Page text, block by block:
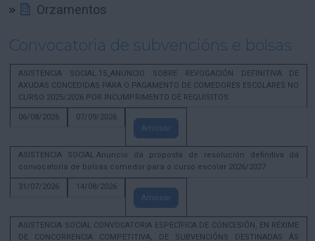
Orzamentos
Convocatoria de subvencións e bolsas
ASISTENCIA SOCIAL.15_ANUNCIO SOBRE REVOGACIÓN DEFINITIVA DE
AXUDAS CONCEDIDAS PARA O PAGAMENTO DE COMEDORES ESCOLARES NO
CURSO 2025/2026 POR INCUMPRIMENTO DE REQUISITOS
06/08/2026
07/09/2026
Amosar
ASISTENCIA SOCIAL.Anuncio da proposta de resolución definitiva dá
convocatoria de bolsas comedor para o curso escolar 2026/2027.
31/07/2026
14/08/2026
Amosar
ASISTENCIA SOCIAL CONVOCATORIA ESPECÍFICA DE CONCESIÓN, EN RÉXIME
DE CONCORRENCIA COMPETITIVA, DE SUBVENCIÓNS DESTINADAS ÁS